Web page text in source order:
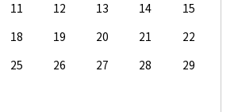
11 12 13 14
15
18 19 20 21
22
25 26 27 28
29